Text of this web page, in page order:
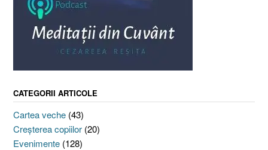
CATEGORII ARTICOLE
Cartea veche (43)
Creşterea copiilor (20)
Evenimente (128)